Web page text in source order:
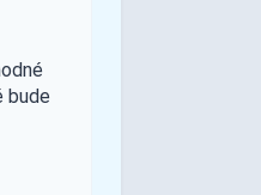
bude